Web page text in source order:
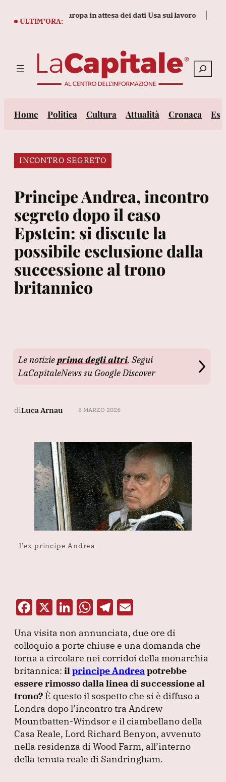
ULTIM’ORA:
con l'Europa in attesa dei dati Usa sul lavoro
Cerca
Home Politica Cultura Attualità Cronaca
INCONTRO SEGRETO
Principe Andrea, incontro
segreto dopo il caso
Epstein: si discute la
possibile esclusione dalla
successione al trono
britannico
Le notizieprima degli altri. Segui
LaCapitaleNews su Google Discover
diLuca Arnau 5 MARZO 2026
l’ex principe Andrea
F
c
e
b
o
o
k
X Li
k
e
dI
n
W
at
s
A
p
p
T
e
gr
a
m
ai
l
Una visita non annunciata, due ore di
colloquio a porte chiuse e una domanda che
torna a circolare nei corridoi della monarchia
britannica: il principe Andrea potrebbe
essere rimosso dalla linea di successione al
trono? È questo il sospetto che si è diffuso a
Londra dopo l’incontro tra Andrew
Mountbatten-Windsor e il ciambellano della
Casa Reale, Lord Richard Benyon, avvenuto
nella residenza di Wood Farm, all’interno
della tenuta reale di Sandringham.